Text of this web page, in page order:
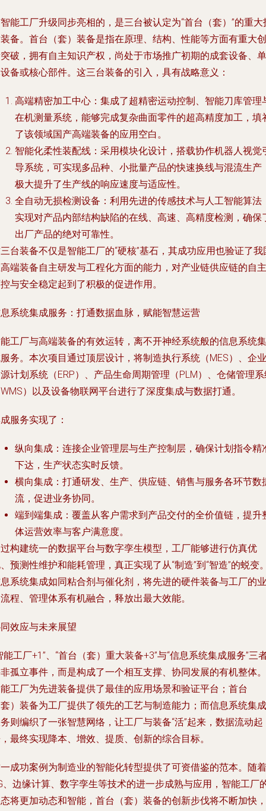
能工厂升级同步亮相的，是三台被认定为“首台（套）”的重大
备。首台（套）装备是指在原理、结构、性能等方面有重大创
破，拥有自主知识产权，尚处于市场推广初期的成套设备、单
备或核心部件。这三台装备的引入，具有战略意义：
高端精密加工中心 ：集成了超精密运动控制、智能刀库管理
在机测量系统，能够完成复杂曲面零件的超高精度加工，填
了该领域国产高端装备的应用空白。
智能化柔性装配线 ：采用模块化设计，搭载协作机器人视觉
导系统，可实现多品种、小批量产品的快速换线与混流生产
极大提升了生产线的响应速度与适应性。
全自动无损检测设备 ：利用先进的传感技术与人工智能算法
实现对产品内部结构缺陷的在线、高速、高精度检测，确保
出厂产品的绝对可靠性。
台装备不仅是智能工厂的“硬核”基石，其成功应用也验证了我
端装备自主研发与工程化方面的能力，对产业链供应链的自主
与安全稳定起到了积极的促进作用。
系统集成服务：打通数据血脉，赋能智慧运营
工厂与高端装备的有效运转，离不开神经系统般的信息系统集
务。本次项目通过顶层设计，将制造执行系统（MES）、企业
计划系统（ERP）、产品生命周期管理（PLM）、仓储管理
）以及设备物联网平台进行了深度集成与数据打通。
服务实现了：
纵向集成 ：连接企业管理层与生产控制层，确保计划指令精
下达，生产状态实时反馈。
横向集成 ：打通研发、生产、供应链、销售与服务各环节数
流，促进业务协同。
端到端集成 ：覆盖从客户需求到产品交付的全价值链，提升
体运营效率与客户满意度。
构建统一的数据平台与数字孪生模型，工厂能够进行仿真优
预测性维护和能耗管理，真正实现了从“制造”到“智造”的蜕变
系统集成如同粘合剂与催化剂，将先进的硬件装备与工厂的业
程、管理体系有机融合，释放出最大效能。
效应与未来展望
能工厂+1”、“首台（套）重大装备+3”与“信息系统集成服务”三
孤立事件，而是构成了一个相互支撑、协同发展的有机整体。
工厂为先进装备提供了最佳的应用场景和验证平台；首台
）装备为工厂提供了领先的工艺与制造能力；而信息系统集成
则编织了一张智慧网络，让工厂与装备“活”起来，数据流动起
最终实现降本、增效、提质、创新的综合目标。
成功案例为制造业的智能化转型提供了可资借鉴的范本。随着
、边缘计算、数字孪生等技术的进一步成熟与应用，智能工厂
将更加动态和智能，首台（套）装备的创新步伐将不断加快，